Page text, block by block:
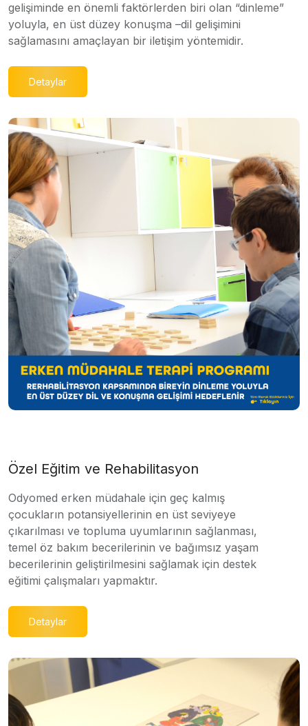
gelişiminde en önemli faktörlerden biri olan “dinleme”
yoluyla, en üst düzey konuşma –dil gelişimini
sağlamasını amaçlayan bir iletişim yöntemidir.
Detaylar
Özel Eğitim ve Rehabilitasyon
Odyomed erken müdahale için geç kalmış
çocukların potansiyellerinin en üst seviyeye
çıkarılması ve topluma uyumlarının sağlanması,
temel öz bakım becerilerinin ve bağımsız yaşam
becerilerinin geliştirilmesini sağlamak için destek
eğitimi çalışmaları yapmaktır.
Detaylar